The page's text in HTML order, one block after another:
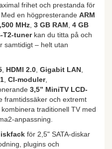
frihet och prestanda för
en högpresterande ARM
MHz, 3 GB RAM, 4 GB
T2-tunerkan du titta på och
samtidigt – helt utan
, HDMI 2.0, Gigabit LAN,
, CI-moduler,
3,5” MiniTV LCD-
framtidssäker och extremt
traditionell TV med
anpassning.
för 2,5" SATA-diskar
plugins och